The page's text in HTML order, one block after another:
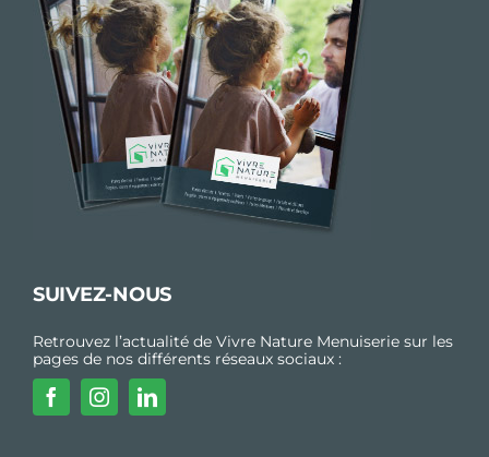
SUIVEZ-NOUS
Retrouvez l’actualité de Vivre Nature Menuiserie sur les
pages de nos différents réseaux sociaux :